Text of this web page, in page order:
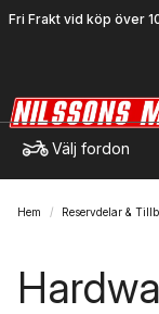
Fri Frakt vid köp över
Välj fordon
Hem Reservdelar &